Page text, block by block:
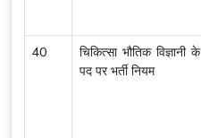
40
चिकित्सा भौतिक विज्ञानी के
पद पर भर्ती नियम